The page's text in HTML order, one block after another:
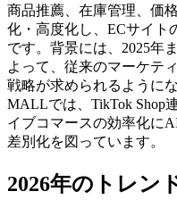
商品推薦、在庫管理、価
化・高度化し、ECサイト
です。背景には、2025年
よって、従来のマーケテ
戦略が求められるように
MALLでは、TikTok Shop
イブコマースの効率化に
差別化を図っています。
2026年のトレン